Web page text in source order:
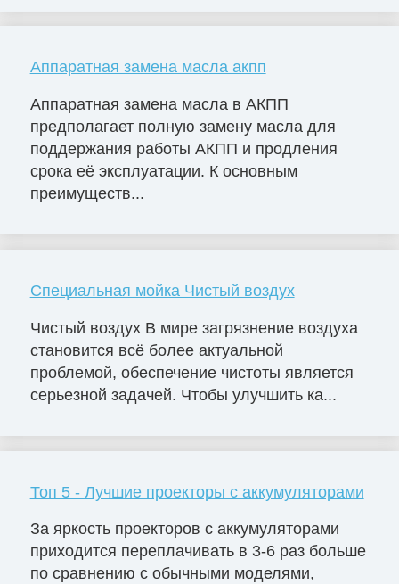
Аппаратная замена масла акпп
Аппаратная замена масла в АКПП
предполагает полную замену масла для
поддержания работы АКПП и продления
срока её эксплуатации. К основным
преимуществ...
Специальная мойка Чистый воздух
Чистый воздух В мире загрязнение воздуха
становится всё более актуальной
проблемой, обеспечение чистоты является
серьезной задачей. Чтобы улучшить ка...
Топ 5 - Лучшие проекторы с аккумуляторами
За яркость проекторов с аккумуляторами
приходится переплачивать в 3-6 раз больше
по сравнению с обычными моделями,